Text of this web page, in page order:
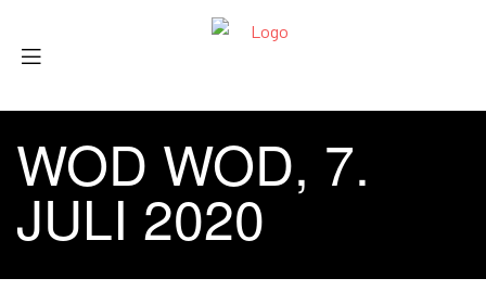
WOD WOD, 7.
JULI 2020